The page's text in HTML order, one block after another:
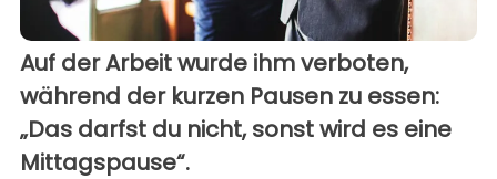
Auf der Arbeit wurde ihm verboten,
während der kurzen Pausen zu essen:
„Das darfst du nicht, sonst wird es eine
Mittagspause“.